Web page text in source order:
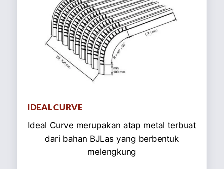
IDEAL CURVE
Ideal Curve merupakan atap metal terbuat
dari bahan BJLas yang berbentuk
melengkung